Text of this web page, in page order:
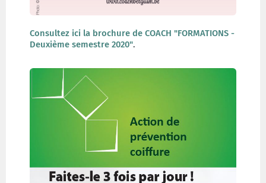
Consultez ici la brochure de COACH "FORMATIONS -
Deuxième semestre 2020".